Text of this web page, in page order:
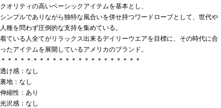
クオリティの高いベーシックアイテムを基本とし、
シンプルでありながら独特な風合いを併せ持つワードローブとして、世代や
人種を問わず圧倒的な支持を集めている。
着ている人全てがリラックス出来るデイリーウエアを目標に、その時代に合
ったアイテムを展開しているアメリカのブランド。
＊＊＊＊＊＊＊＊＊＊＊＊＊＊＊＊＊＊＊＊＊＊
透け感：なし
裏地：なし
伸縮性：あり
光沢感：なし